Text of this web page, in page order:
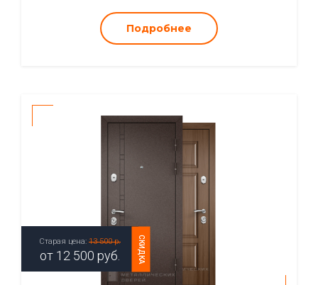
Подробнее
СКИДКА
Старая цена: 13 500 р.
от 12 500 руб.